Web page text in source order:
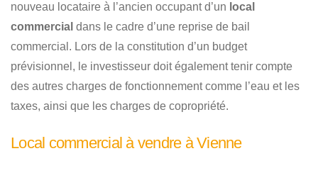
nouveau locataire à l’ancien occupant d’un local
commercial dans le cadre d’une reprise de bail
commercial. Lors de la constitution d’un budget
prévisionnel, le investisseur doit également tenir compte
des autres charges de fonctionnement comme l’eau et les
taxes, ainsi que les charges de copropriété.
Local commercial à vendre à Vienne